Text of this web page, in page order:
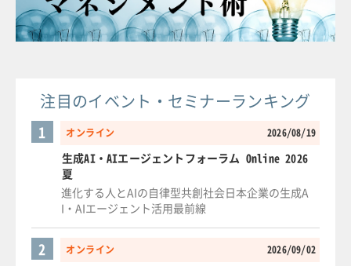
注目のイベント・セミナーランキング
オンライン 2026/08/19
1
生成AI・AIエージェントフォーラム Online 2026
夏
進化する人とAIの自律型共創社会日本企業の生成A
I・AIエージェント活用最前線
オンライン 2026/09/02
2